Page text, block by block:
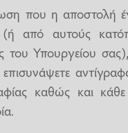
που η αποστολή
από αυτούς
του Υπουργείου
καθώς και